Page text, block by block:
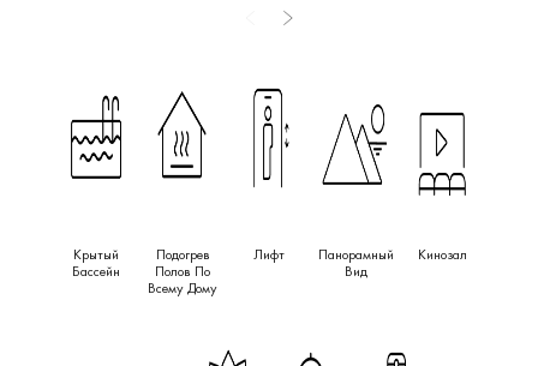
большого формата.
Особое внимание уделено образу жизни и благополучию: в
стоимость входит годовое членство в El Campanario Golf &
Country Club. Жители получают доступ к частному 9-
луночному гольф-полю, спа-комплексу, крытому бассейну,
тренажерному залу, средиземноморскому ресторану,
падел-кортам — все в пешей доступности. Элегантный
дизайн, премиальные характеристики и привилегированное
современной жизни на Коста-дель-Соль.
Крытый
Бассейн
Подогрев
Полов По
Всему Дому
Лифт
Панорамный
Вид
Кинозал